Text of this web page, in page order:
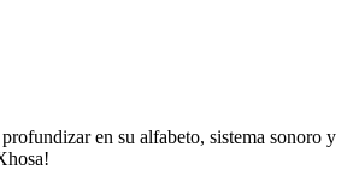
en su alfabeto, sistema sonoro y